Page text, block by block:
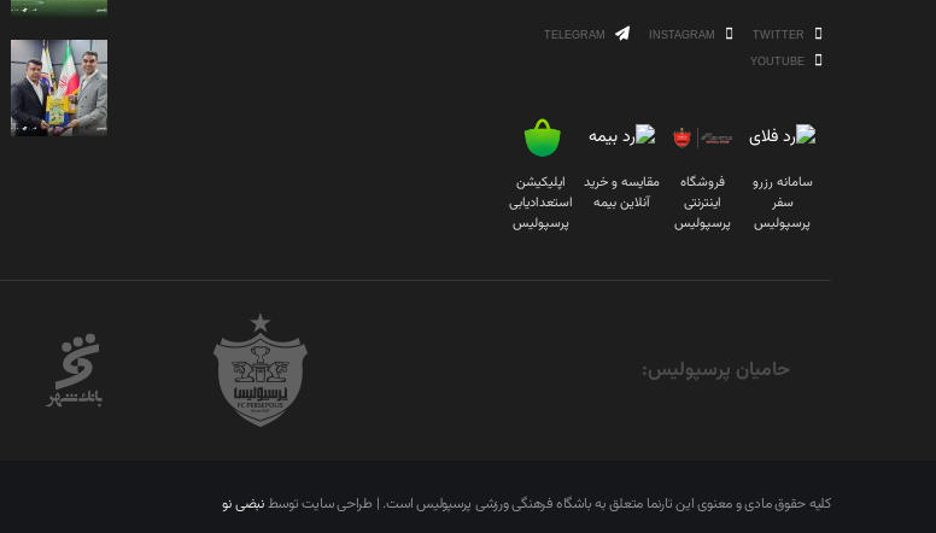
سامانه رزرو
سفر
پرسپولیس
فروشگاه
اینترنتی
پرسپولیس
مقایسه و خرید
آنلاین بیمه
اپلیکیشن
استعدادیابی
پرسپولیس
حامیان پرسپولیس:
کلیه حقوق مادی و معنوی این تارنما متعلق به باشگاه فرهنگی ورزشی پرسپولیس است. | طراحی سایت توسطنبضی نو